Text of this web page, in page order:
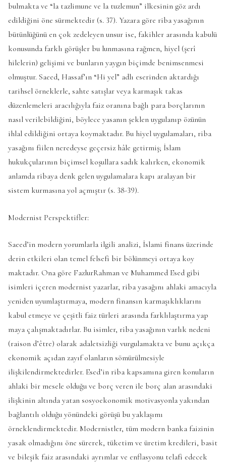
bulmakta ve “la tazlimune ve la tuzlemun” ilkesinin göz ardı
edildiğini öne sürmektedir (s. 37). Yazara göre riba yasağının
bütünlüğünü en çok zedeleyen unsur ise, fakihler arasında kabulü
konusunda farklı görüşler bu lunmasına rağmen, hiyel (şerî
hilelerin) gelişimi ve bunların yaygın biçimde benimsenmesi
olmuştur. Saeed, Hassaf’ın “Hi yel” adlı eserinden aktardığı
tarihsel örneklerle, sahte satışlar veya karmaşık takas
düzenlemeleri aracılığıyla faiz oranına bağlı para borçlarının
nasıl verilebildiğini, böylece yasanın şeklen uygulanıp özünün
ihlal edildiğini ortaya koymaktadır. Bu hiyel uygulamaları, riba
yasağını fiilen neredeyse geçersiz hâle getirmiş; İslam
hukukçularının biçimsel koşullara sadık kalırken, ekonomik
anlamda ribaya denk gelen uygulamalara kapı aralayan bir
sistem kurmasına yol açmıştır (s. 38-39).
Modernist Perspektifler:
Saeed’in modern yorumlarla ilgili analizi, İslami finans üzerinde
derin etkileri olan temel felsefi bir bölünmeyi ortaya koy
maktadır. Ona göre FazlurRahman ve Muhammed Esed gibi
isimleri içeren modernist yazarlar, riba yasağını ahlaki amacıyla
yeniden uyumlaştırmaya, modern finansın karmaşıklıklarını
kabul etmeye ve çeşitli faiz türleri arasında farklılaştırma yap
maya çalışmaktadırlar. Bu isimler, riba yasağının varlık nedeni
(raison d’être) olarak adaletsizliği vurgulamakta ve bunu açıkça
ekonomik açıdan zayıf olanların sömürülmesiyle
ilişkilendirmektedirler. Esed’in riba kapsamına giren konuların
ahlaki bir mesele olduğu ve borç veren ile borç alan arasındaki
ilişkinin altında yatan sosyoekonomik motivasyonla yakından
bağlantılı olduğu yönündeki görüşü bu yaklaşımı
örneklendirmektedir. Modernistler, tüm modern banka faizinin
yasak olmadığını öne sürerek, tüketim ve üretim kredileri, basit
ve bileşik faiz arasındaki ayrımlar ve enflasyonu telafi edecek